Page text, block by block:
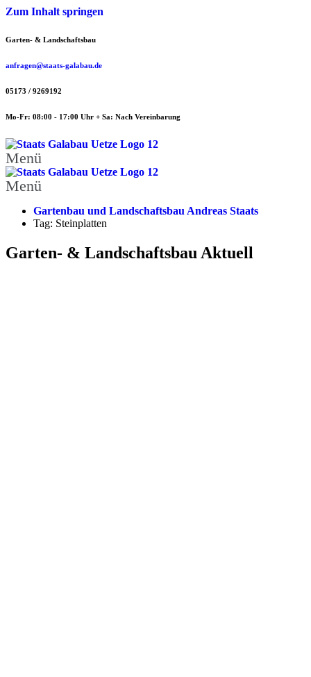
Zum Inhalt springen
Garten- & Landschaftsbau
anfragen@staats-galabau.de
05173 / 9269192
Mo-Fr: 08:00 - 17:00 Uhr + Sa: Nach Vereinbarung
Menü
Menü
Gartenbau und Landschaftsbau Andreas Staats
Tag: Steinplatten
Garten- & Landschaftsbau Aktuell